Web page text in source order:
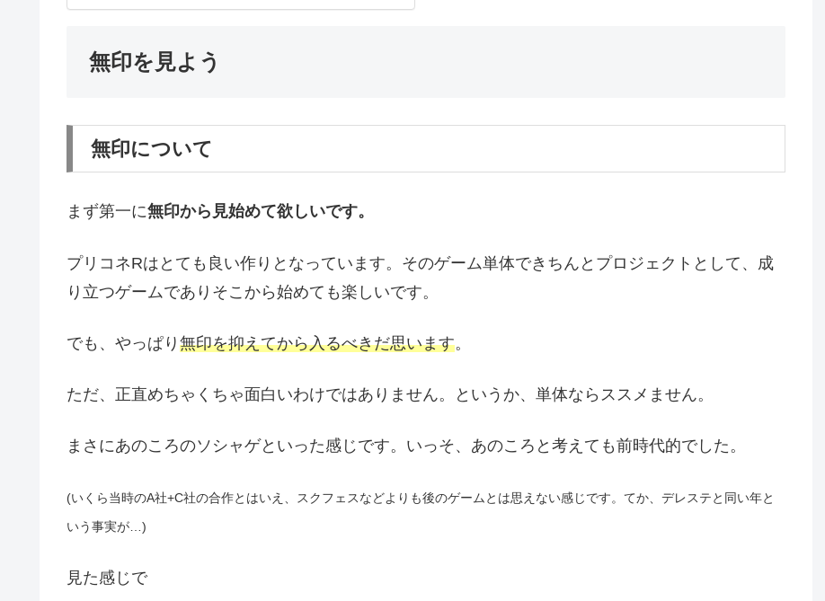
無印を見よう
無印について
まず第一に無印から見始めて欲しいです。
プリコネRはとても良い作りとなっています。そのゲーム単体できちんとプロジェクトとして、成
り立つゲームでありそこから始めても楽しいです。
でも、やっぱり 無印を抑えてから入るべきだ思います。
ただ、正直めちゃくちゃ面白いわけではありません。というか、単体ならススメません。
まさにあのころのソシャゲといった感じです。いっそ、あのころと考えても前時代的でした。
(いくら当時のA社+C社の合作とはいえ、スクフェスなどよりも後のゲームとは思えない感じです。てか、デレステと同い年と
いう事実が…)
見た感じで